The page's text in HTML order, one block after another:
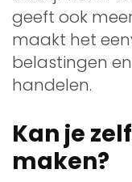
geeft ook
maakt het
belastingen
handelen.
Kan je
maken?